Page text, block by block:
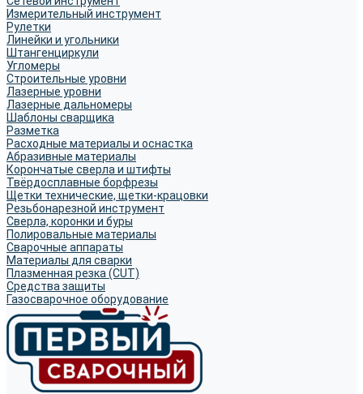
Измерительный инструмент
Рулетки
Линейки и угольники
Штангенциркули
Угломеры
Строительные уровни
Лазерные уровни
Лазерные дальномеры
Шаблоны сварщика
Разметка
Расходные материалы и оснастка
Абразивные материалы
Корончатые сверла и штифты
Твёрдосплавные борфрезы
Щетки технические, щетки-крацовки
Резьбонарезной инструмент
Сверла, коронки и буры
Полировальные материалы
Сварочные аппараты
Материалы для сварки
Плазменная резка (CUT)
Средства защиты
Газосварочное оборудование